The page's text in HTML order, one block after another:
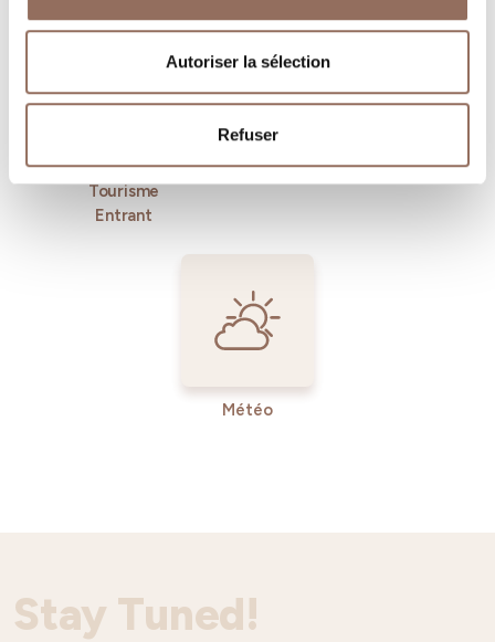
Autoriser la sélection
Refuser
Operateurs du
Tourisme
Entrant
Services
Météo
Stay Tuned!